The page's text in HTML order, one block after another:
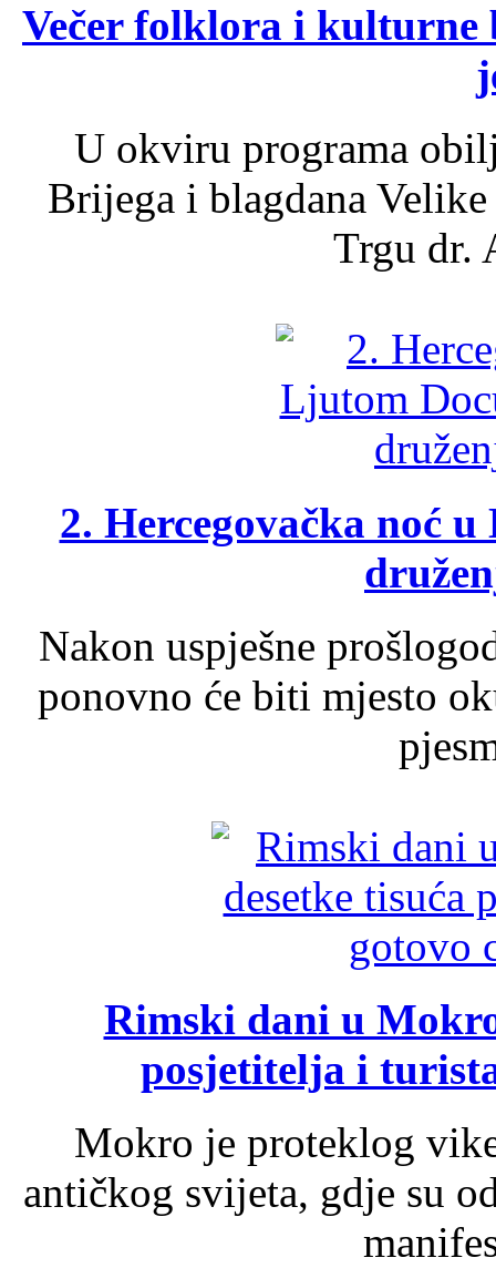
Večer folklora i kulturne
U okviru programa
Brijega i blagdana
Trgu dr.
2. Hercegovačka noć
Nakon uspješne
ponovno će biti mjesto
Rimski dani u
posjetitelja i
Mokro je proteklog
antičkog svijeta, gdje su